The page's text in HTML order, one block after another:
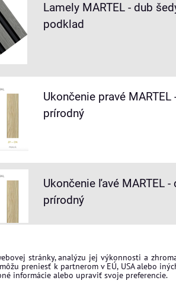
Lamely MARTEL - dub
podklad
Ukončenie pravé MARTEL
prírodný
Ukončenie ľavé MARTEL -
prírodný
stránky, analýzu jej výkonnosti a
preniesť k partnerom v EÚ, USA alebo
informácie alebo upraviť svoje preferencie.